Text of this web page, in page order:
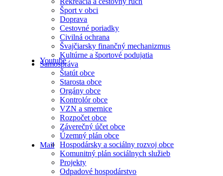
Youtube
Mail
Šport v obci
Doprava
Cestovné poriadky
Civilná ochrana
Švajčiarsky finančný mechanizmus
Kultúrne a športové podujatia
Samospráva
Štatút obce
Starosta obce
Orgány obce
Kontrolór obce
VZN a smernice
Rozpočet obce
Záverečný účet obce
Územný plán obce
Hospodársky a sociálny rozvoj obce
Komunitný plán sociálnych služieb
Projekty
Odpadové hospodárstvo